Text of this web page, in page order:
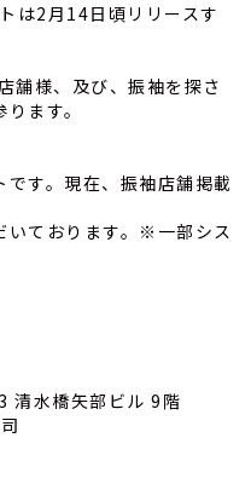
は2月14日頃リリースす
舗様、及び、振袖を探さ
ます。
す。現在、振袖店舗掲載
いております。※一部シス
清水橋矢部ビル 9階